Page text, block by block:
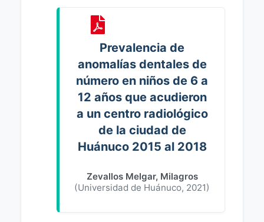
Prevalencia de
anomalías dentales de
número en niños de 6 a
12 años que acudieron
a un centro radiológico
de la ciudad de
Huánuco 2015 al 2018
Zevallos Melgar, Milagros
(Universidad de Huánuco, 2021)